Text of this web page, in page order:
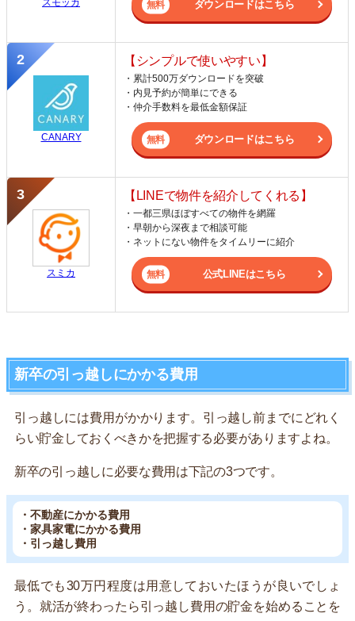
スモッカ ダウンロードはこちら
CANARY
【シンプルで使いやすい】
・累計500万ダウンロードを突破
・内見予約が簡単にできる
・仲介手数料を最低金額保証
ダウンロードはこちら
スミカ
【LINEで物件を紹介してくれる】
・一都三県ほぼすべての物件を網羅
・早朝から深夜まで相談可能
・ネットにない物件をタイムリーに紹介
公式LINEはこちら
新卒の引っ越しにかかる費用
引っ越しには費用がかかります。引っ越し前までにどれく
らい貯金しておくべきかを把握する必要がありますよね。
新卒の引っ越しに必要な費用は下記の3つです。
・不動産にかかる費用
・家具家電にかかる費用
・引っ越し費用
最低でも30万円程度は用意しておいたほうが良いでしょ
う。就活が終わったら引っ越し費用の貯金を始めることを